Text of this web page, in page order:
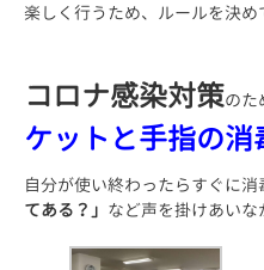
楽しく行うため、ルールを決め
コロナ感染対策のた
ケットと手指の消
自分が使い終わったらすぐに
てある？」 など声を掛けあいな